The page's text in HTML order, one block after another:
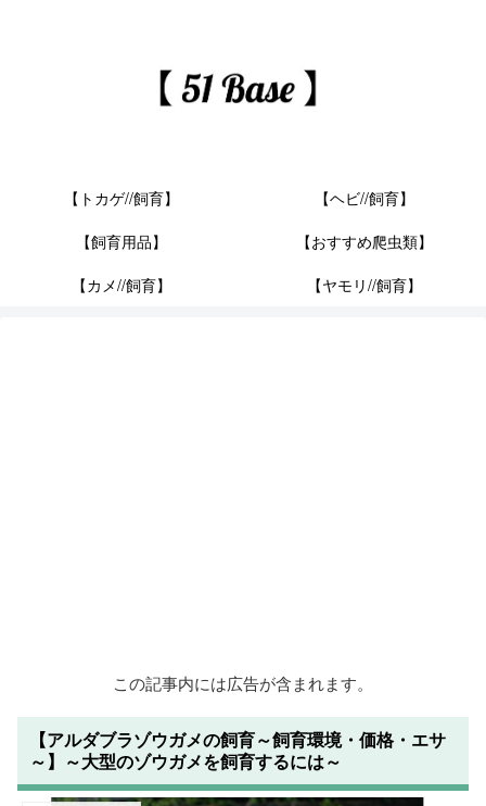
【トカゲ//飼育】
【ヘビ//飼育】
【飼育用品】
【おすすめ爬虫類】
【カメ//飼育】
【ヤモリ//飼育】
この記事内には広告が含まれます。
【アルダブラゾウガメの飼育～飼育環境・価格・エサ
～】～大型のゾウガメを飼育するには～